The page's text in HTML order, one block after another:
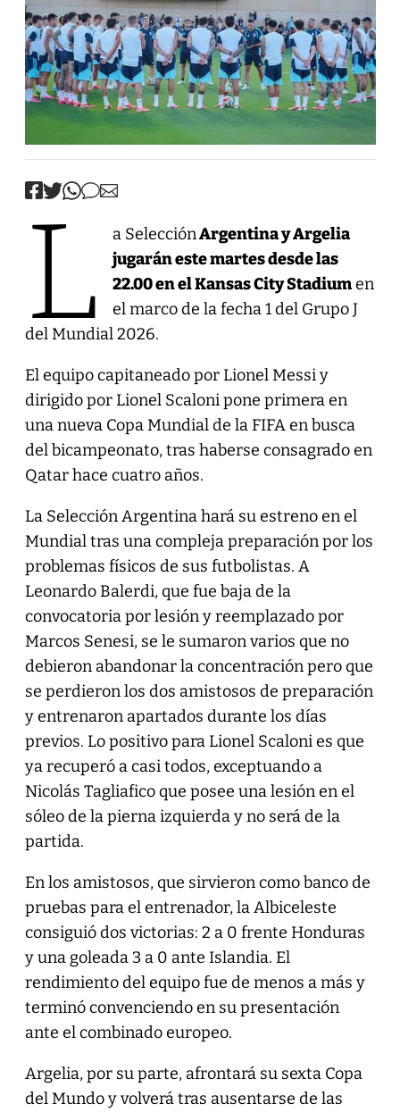
L a SelecciónArgentina y Argelia
jugarán este martes desde las
22.00 en el Kansas City Stadiumen
el marco de la fecha 1 del Grupo J
del Mundial 2026.
El equipo capitaneado por Lionel Messi y
dirigido por Lionel Scaloni pone primera en
una nueva Copa Mundial de la FIFA en busca
del bicampeonato, tras haberse consagrado en
Qatar hace cuatro años.
La Selección Argentina hará su estreno en el
Mundial tras una compleja preparación por los
problemas físicos de sus futbolistas. A
Leonardo Balerdi, que fue baja de la
convocatoria por lesión y reemplazado por
Marcos Senesi, se le sumaron varios que no
debieron abandonar la concentración pero que
se perdieron los dos amistosos de preparación
y entrenaron apartados durante los días
previos. Lo positivo para Lionel Scaloni es que
ya recuperó a casi todos, exceptuando a
Nicolás Tagliafico que posee una lesión en el
sóleo de la pierna izquierda y no será de la
partida.
En los amistosos, que sirvieron como banco de
pruebas para el entrenador, la Albiceleste
consiguió dos victorias: 2 a 0 frente Honduras
y una goleada 3 a 0 ante Islandia. El
rendimiento del equipo fue de menos a más y
terminó convenciendo en su presentación
ante el combinado europeo.
Argelia, por su parte, afrontará su sexta Copa
del Mundo y volverá tras ausentarse de las